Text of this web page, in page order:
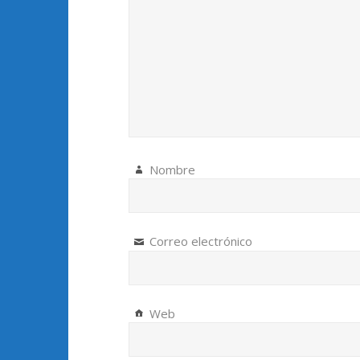
Nombre
Correo electrónico
Web